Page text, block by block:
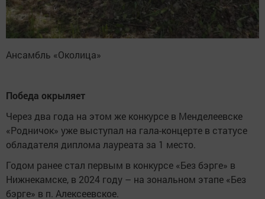
Ансамбль «Околица»
Победа окрыляет
Через два года на этом же конкурсе в Менделеевске
«Родничок» уже выступал на гала-концерте в статусе
обладателя диплома лауреата за 1 место.
Годом ранее стал первым в конкурсе «Без бэрге» в
Нижнекамске, в 2024 году – на зональном этапе «Без
бэрге» в п. Алексеевское.